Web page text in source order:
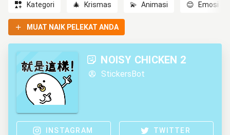
Kategori 🎄 Krismas 💫 Animasi 😊 Emosi
MUAT NAIK PELEKAT ANDA
NOISY CHICKEN 2
StickersBot
INSTAGRAM TWITTER